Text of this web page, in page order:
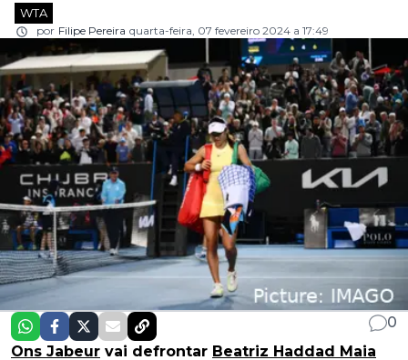
WTA
por Filipe Pereira quarta-feira, 07 fevereiro 2024 a 17:49
0
Ons Jabeur vai defrontar Beatriz Haddad Maia